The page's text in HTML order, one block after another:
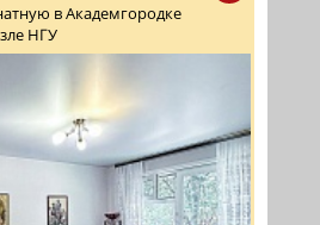
в Академгородке
НГУ